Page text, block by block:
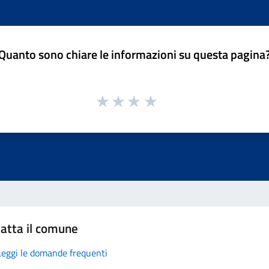
sono chiare le informazioni su questa
il comune
le domande frequenti